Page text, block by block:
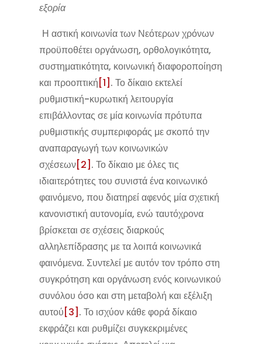
εξορία
Η αστική κοινωνία των Νεότερων χρόνων
προϋποθέτει οργάνωση, ορθολογικότητα,
συστηματικότητα, κοινωνική διαφοροποίηση
και προοπτική [1] . Το δίκαιο εκτελεί
ρυθμιστική-κυρωτική λειτουργία
επιβάλλοντας σε μία κοινωνία πρότυπα
ρυθμιστικής συμπεριφοράς με σκοπό την
αναπαραγωγή των κοινωνικών
σχέσεων[2] . Το δίκαιο με όλες τις
ιδιαιτερότητες του συνιστά ένα κοινωνικό
φαινόμενο, που διατηρεί αφενός μία σχετική
κανονιστική αυτονομία, ενώ ταυτόχρονα
βρίσκεται σε σχέσεις διαρκούς
αλληλεπίδρασης με τα λοιπά κοινωνικά
φαινόμενα. Συντελεί με αυτόν τον τρόπο στη
συγκρότηση και οργάνωση ενός κοινωνικού
συνόλου όσο και στη μεταβολή και εξέλιξη
αυτού [3] . Το ισχύον κάθε φορά δίκαιο
εκφράζει και ρυθμίζει συγκεκριμένες